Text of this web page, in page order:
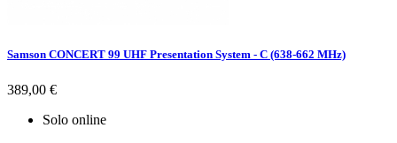
Samson CONCERT 99 UHF Presentation System - C (638-662 MHz)
Prezzo
389,00 €
Solo online